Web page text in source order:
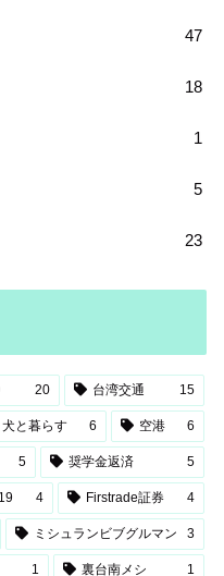
47
18
1
5
23
20 台湾交通 15
犬と暮らす 6 空港 6
5 奨学金返済 5
4 Firstrade証券 4
ミシュランビブグルマン 3
1 裏台南メシ 1